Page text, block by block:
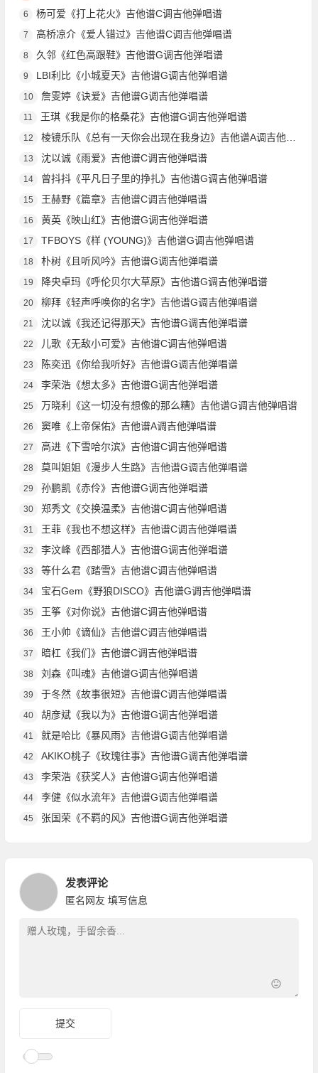
6 杨可爱《打上花火》吉他谱C调吉他弹唱谱
7 高桥凉介《爱人错过》吉他谱C调吉他弹唱谱
8 久邻《红色高跟鞋》吉他谱G调吉他弹唱谱
9 LBI利比《小城夏天》吉他谱G调吉他弹唱谱
10 詹雯婷《诀爱》吉他谱G调吉他弹唱谱
11 王琪《我是你的格桑花》吉他谱G调吉他弹唱谱
12 棱镜乐队《总有一天你会出现在我身边》吉他谱A调吉他弹唱谱
13 沈以诚《雨爱》吉他谱C调吉他弹唱谱
14 曾抖抖《平凡日子里的挣扎》吉他谱G调吉他弹唱谱
15 王赫野《篇章》吉他谱C调吉他弹唱谱
16 黄英《映山红》吉他谱G调吉他弹唱谱
17 TFBOYS《样 (YOUNG)》吉他谱G调吉他弹唱谱
18 朴树《且听风吟》吉他谱G调吉他弹唱谱
19 降央卓玛《呼伦贝尔大草原》吉他谱G调吉他弹唱谱
20 柳拜《轻声呼唤你的名字》吉他谱G调吉他弹唱谱
21 沈以诚《我还记得那天》吉他谱G调吉他弹唱谱
22 儿歌《无敌小可爱》吉他谱C调吉他弹唱谱
23 陈奕迅《你给我听好》吉他谱G调吉他弹唱谱
24 李荣浩《想太多》吉他谱G调吉他弹唱谱
25 万晓利《这一切没有想像的那么糟》吉他谱G调吉他弹唱谱
26 窦唯《上帝保佑》吉他谱A调吉他弹唱谱
27 高进《下雪哈尔滨》吉他谱C调吉他弹唱谱
28 莫叫姐姐《漫步人生路》吉他谱G调吉他弹唱谱
29 孙鹏凯《赤伶》吉他谱G调吉他弹唱谱
30 郑秀文《交换温柔》吉他谱C调吉他弹唱谱
31 王菲《我也不想这样》吉他谱C调吉他弹唱谱
32 李汶峰《西部猎人》吉他谱G调吉他弹唱谱
33 等什么君《踏雪》吉他谱C调吉他弹唱谱
34 宝石Gem《野狼DISCO》吉他谱G调吉他弹唱谱
35 王筝《对你说》吉他谱C调吉他弹唱谱
36 王小帅《谪仙》吉他谱C调吉他弹唱谱
37 暗杠《我们》吉他谱C调吉他弹唱谱
38 刘森《叫魂》吉他谱G调吉他弹唱谱
39 于冬然《故事很短》吉他谱C调吉他弹唱谱
40 胡彦斌《我以为》吉他谱G调吉他弹唱谱
41 就是哈比《暴风雨》吉他谱G调吉他弹唱谱
42 AKIKO桃子《玫瑰往事》吉他谱G调吉他弹唱谱
43 李荣浩《获奖人》吉他谱G调吉他弹唱谱
44 李健《似水流年》吉他谱G调吉他弹唱谱
45 张国荣《不羁的风》吉他谱G调吉他弹唱谱
发表评论
匿名网友 填写信息